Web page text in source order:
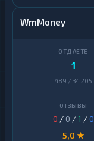
WmMoney
1
489 / 34 205
0 / 0 /1 /0
5,0 ★